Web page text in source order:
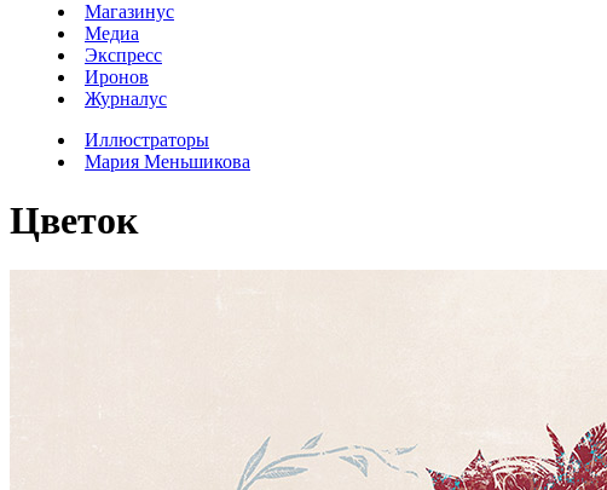
Магазинус
Медиа
Экспресс
Иронов
Журналус
Иллюстраторы
Мария Меньшикова
Цветок